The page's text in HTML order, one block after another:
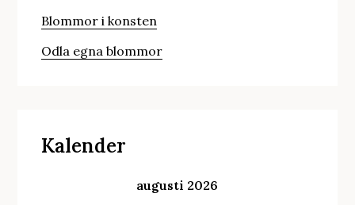
Blommor i konsten
Odla egna blommor
Kalender
augusti 2026